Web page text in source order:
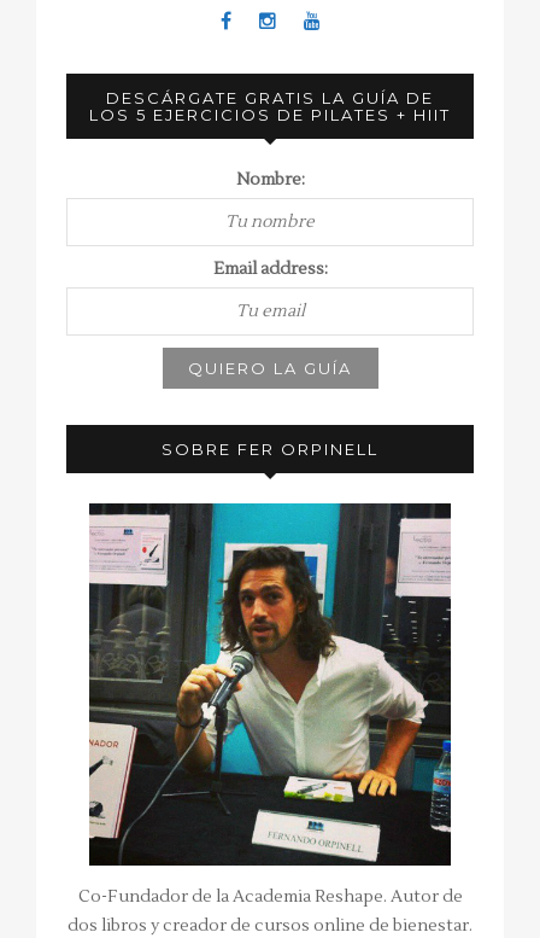
DESCÁRGATE GRATIS LA GUÍA DE
LOS 5 EJERCICIOS DE PILATES + HIIT
Nombre:
Email address:
SOBRE FER ORPINELL
Co-Fundador de la Academia Reshape. Autor de
dos libros y creador de cursos online de bienestar.